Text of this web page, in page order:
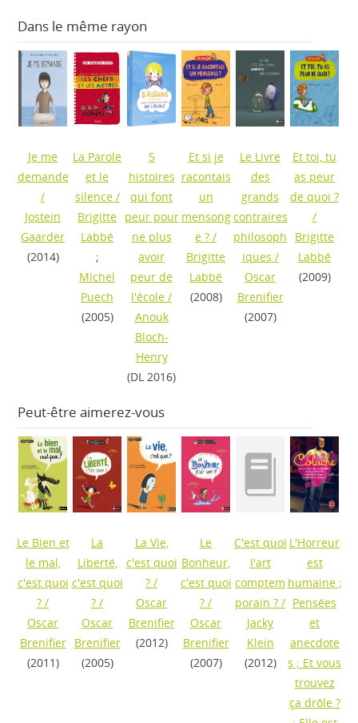
Dans le même rayon
Je me
demande
/
Jostein
Gaarder
(2014)
La Parole
et le
silence/
Brigitte
Labbé
;
Michel
Puech
(2005)
5
histoires
qui font
peur pour
ne plus
avoir
peur de
l'école /
Anouk
Bloch-
Henry
(DL 2016)
Et si je
racontais
un
mensong
e ? /
Brigitte
Labbé
(2008)
Le Livre
des
grands
contraires
philosoph
iques /
Oscar
Brenifier
(2007)
Et toi, tu
as peur
de quoi ?
/
Brigitte
Labbé
(2009)
Peut-être aimerez-vous
Le Bien et
le mal,
c'est quoi
? /
Oscar
Brenifier
(2011)
La
Liberté,
c'est quoi
? /
Oscar
Brenifier
(2005)
La Vie,
c'est quoi
? /
Oscar
Brenifier
(2012)
Le
Bonheur,
c'est quoi
? /
Oscar
Brenifier
(2007)
C'est quoi
l'art
comptem
porain ? /
Jacky
Klein
(2012)
L'Horreur
est
humaine ;
Pensées
et
anecdote
s ; Et vous
trouvez
ça drôle ?